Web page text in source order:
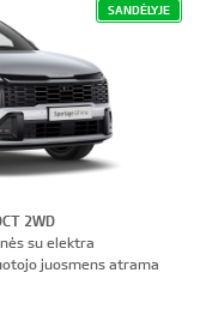
SANDĖLYJE
2WD
su elektra
juosmens atrama